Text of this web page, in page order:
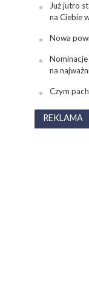
Już jutro
na Ciebie
Nowa
na
Czym
REKLAMA